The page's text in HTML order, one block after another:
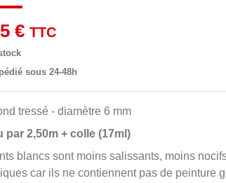
€ TTC
sous 24-48h
tressé - diamètre 6 mm
par 2,50m + colle (17ml)
blancs sont moins salissants, moins
car ils ne contiennent pas de peinture